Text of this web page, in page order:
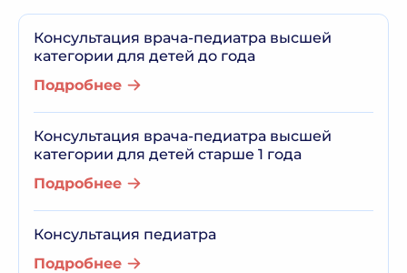
Консультация врача-педиатра высшей
категории для детей до года
Подробнее
Консультация врача-педиатра высшей
категории для детей старше 1 года
Подробнее
Консультация педиатра
Подробнее